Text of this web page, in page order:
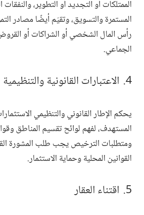
الممتلكات أو التجديد أو التطوير، والنفقات
المستمرة والتسويق، وتقيّم أيضًا مصادر
رأس المال الشخصي أو الشراكات أو
الجماعي.
الاعتبارات القانونية والتنظيمية
يحكم الإطار القانوني والتنظيمي
المستهدف، لفهم لوائح تقسيم المناطق
ومتطلبات الترخيص يجب طلب المشورة
القوانين المحلية وحماية الاستثمار.
اقتناء العقار